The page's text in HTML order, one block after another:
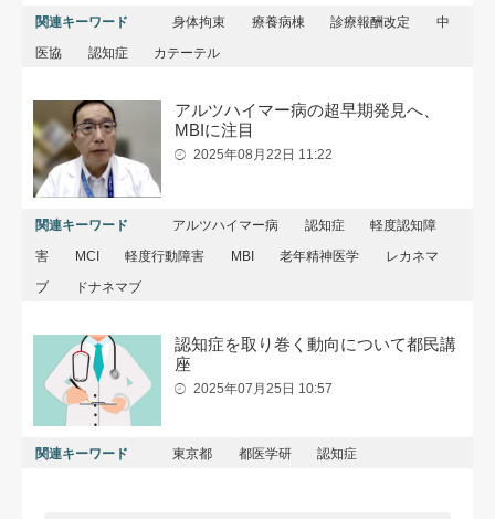
関連キーワード 身体拘束 療養病棟 診療報酬改定
中
医協
認知症 カテーテル
アルツハイマー病の超早期発見へ、
MBIに注目
2025年08月22日 11:22
関連キーワード アルツハイマー病 認知症
軽度認知障
害
MCI 軽度行動障害 MBI 老年精神医学
レカネマ
ブ
ドナネマブ
認知症を取り巻く動向について都民講
座
2025年07月25日 10:57
関連キーワード 東京都 都医学研 認知症